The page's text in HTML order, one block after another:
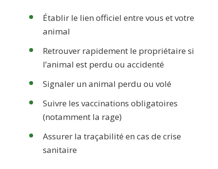
Établir le lien officiel entre vous et votre
animal
Retrouver rapidement le propriétaire si
l’animal est perdu ou accidenté
Signaler un animal perdu ou volé
Suivre les vaccinations obligatoires
(notamment la rage)
Assurer la traçabilité en cas de crise
sanitaire